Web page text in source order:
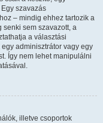
szavazás
– mindig ehhez tartozik a
sem szavazott, a
a választási
adminisztrátor vagy egy
Így nem lehet manipulálni
illetve csoportok